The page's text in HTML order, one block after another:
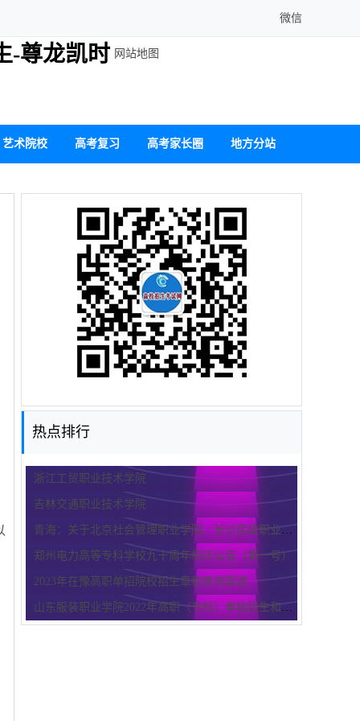
微信
-尊龙凯时
艺术院校 高考复习 高考家长圈 地方分站
热点排行
浙江工贸职业技术学院
吉林交通职业技术学院
青海：关于北京社会管理职业学院、长沙民政职业技术学院、重庆城
郑州电力高等专科学校九十周年校庆公告（第一号）
2023年在豫高职单招院校招生章程查询渠道
山东服装职业学院2022年高职（专科）单独招生和综合评价招生章程
网站地图